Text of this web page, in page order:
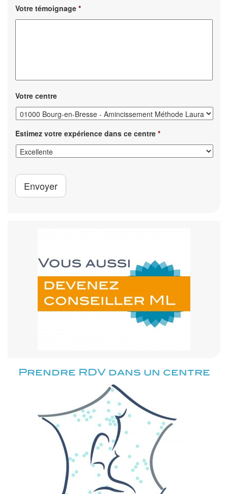
Votre témoignage *
Votre centre
Estimez votre expérience dans ce centre *
Envoyer
Prendre RDV dans un centre